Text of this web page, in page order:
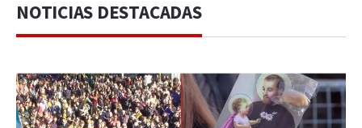
NOTICIAS DESTACADAS